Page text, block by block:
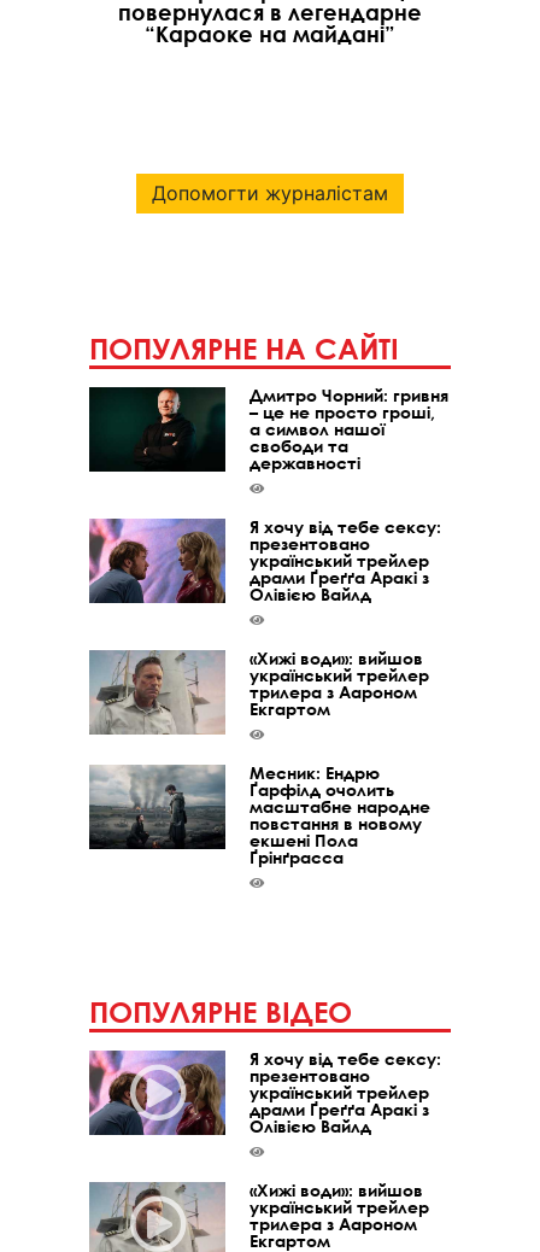
повернулася в легендарне
“Караоке на майдані”
Допомогти журналістам
ПОПУЛЯРНЕ НА САЙТІ
Дмитро Чорний: гривня
– це не просто гроші,
а символ нашої
свободи та
державності
Я хочу від тебе сексу:
презентовано
український трейлер
драми Ґреґґа Аракі з
Олівією Вайлд
«Хижі води»: вийшов
український трейлер
трилера з Аароном
Екгартом
Месник: Ендрю
Ґарфілд очолить
масштабне народне
повстання в новому
екшені Пола
Ґрінґрасса
ПОПУЛЯРНЕ ВІДЕО
Я хочу від тебе сексу:
презентовано
український трейлер
драми Ґреґґа Аракі з
Олівією Вайлд
«Хижі води»: вийшов
український трейлер
трилера з Аароном
Екгартом